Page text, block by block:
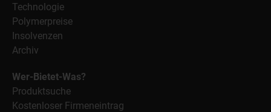
Technologie
Polymerpreise
Insolvenzen
Archiv
Wer-Bietet-Was?
Produktsuche
Kostenloser Firmeneintrag